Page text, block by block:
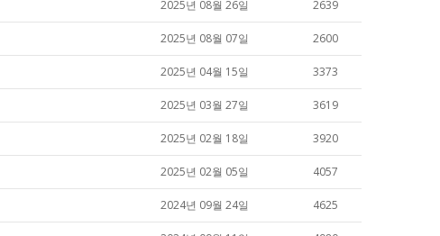
2025년 08월 26일 2639
2025년 08월 07일 2600
2025년 04월 15일 3373
2025년 03월 27일 3619
2025년 02월 18일 3920
2025년 02월 05일 4057
2024년 09월 24일 4625